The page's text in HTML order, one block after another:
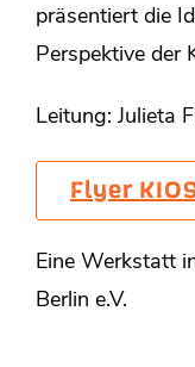
präsentiert die
Perspektive der
Leitung: Julieta
Flyer
Eine Werkstatt
Berlin e.V.